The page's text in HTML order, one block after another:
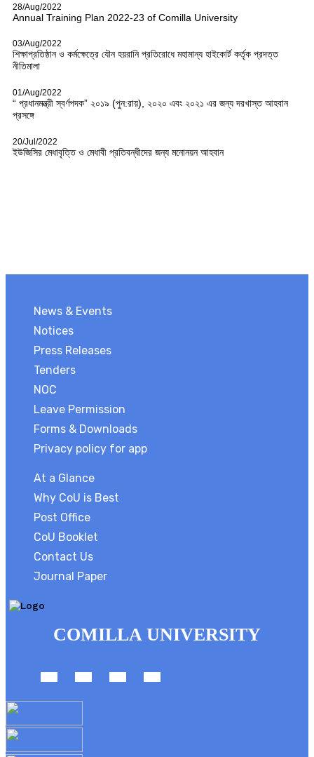
28/Aug/2022
Annual Training Plan 2022-23 of Comilla University
03/Aug/2022
শিক্ষাপ্রতিষ্ঠান ও কর্মক্ষেত্রে যৌন হয়রানি প্রতিরোধে মহামান্য হাইকোর্ট কর্তৃক প্রদত্ত
নীতিমালা
01/Aug/2022
“ প্রধানমন্ত্রী স্বর্ণপদক” ২০১৯ (পুন:রায়), ২০২০ এবং ২০২১ এর জন্য দরখাস্ত আহবান
প্রসঙ্গে
20/Jul/2022
ইউজিসির মেধাবৃত্তি ও মেধাবী প্রতিবন্ধীদের জন্য মনোনয়ন আহবান
News & Events
Notices
Press Releases
Tenders
NOC
Leave Permission
Forms & Downloads
Privacy policy for app
At a Glance
Why CoU is Best
Post Office
CoU Booklet
Contact Us
Journal Paper
COMILLA UNIVERSITY